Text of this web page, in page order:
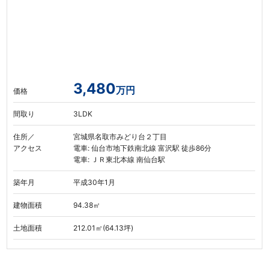
価格 3,480万円
間取り 3LDK
住所／
アクセス
宮城県名取市みどり台２丁目
電車: 仙台市地下鉄南北線 富沢駅 徒歩86分
電車: ＪＲ東北本線 南仙台駅
築年月 平成30年1月
建物面積 94.38㎡
土地面積 212.01㎡(64.13坪)